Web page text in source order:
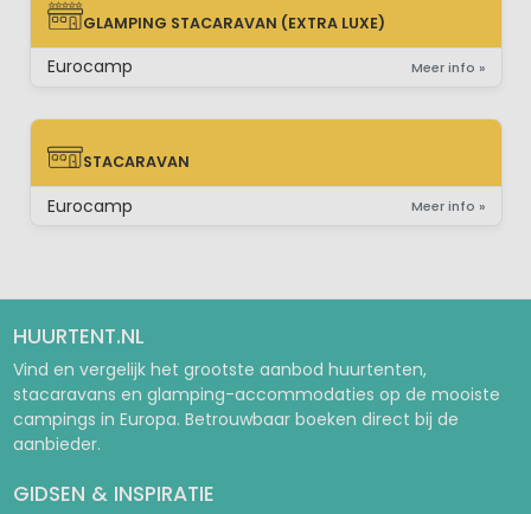
GLAMPING STACARAVAN (EXTRA LUXE)
GLAMPING STACARAVAN (EXTRA LUXE)
Eurocamp Meer info »
STACARAVAN
STACARAVAN
Eurocamp Meer info »
HUURTENT.NL
Vind en vergelijk het grootste aanbod huurtenten,
stacaravans en glamping-accommodaties op de mooiste
campings in Europa. Betrouwbaar boeken direct bij de
aanbieder.
GIDSEN & INSPIRATIE